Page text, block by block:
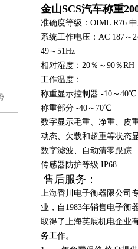
金山SCS汽车称重
准确度等级：OIML R76
系统工作电压：AC 187～
49～51Hz
相对湿度：20％～90％RH
工作温度：
称重显示控制器 -10～40℃
称重部分 -40～70℃
数字显示毛重、净重、皮
动态、欠载和超重等状态
数字滤波、自动清零跟踪
传感器防护等级 IP68
售后服务：
上海香川电子衡器限公司
业，自1983年销售电子衡
取得了上海英展机电企业
务工作。